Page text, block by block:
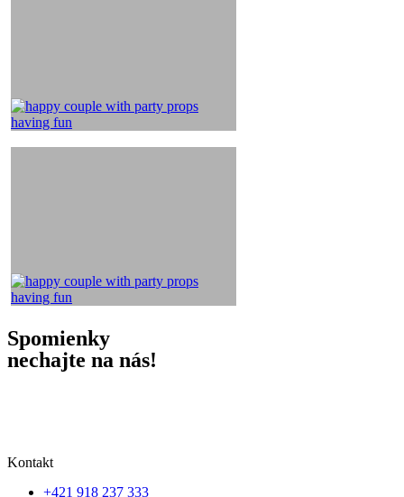
Spomienky
nechajte na nás!
Kontakt
+421 918 237 333